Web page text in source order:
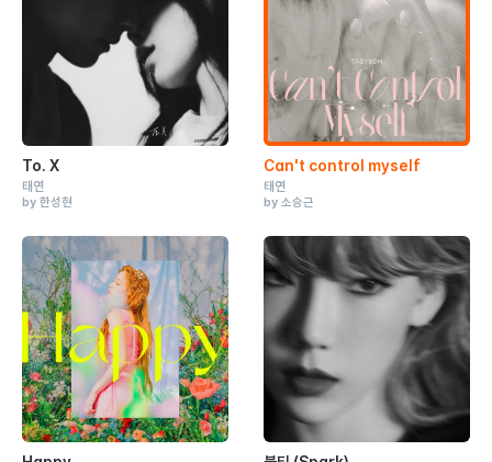
To. X
태연
by 한성현
Can't control myself
태연
by 소승근